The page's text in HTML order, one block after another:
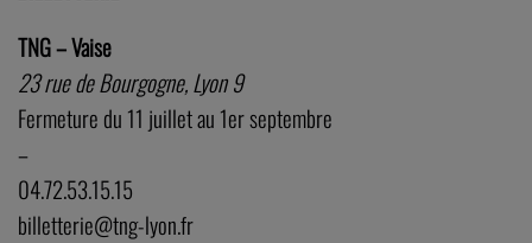
TNG – Vaise
23 rue de Bourgogne, Lyon 9
Fermeture du 11 juillet au 1er septembre
–
04.72.53.15.15
billetterie@tng-lyon.fr